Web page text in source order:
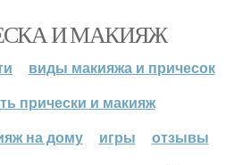
И МАКИЯЖ
виды макияжа и причесок
прически и макияж
на дому
игры отзывы